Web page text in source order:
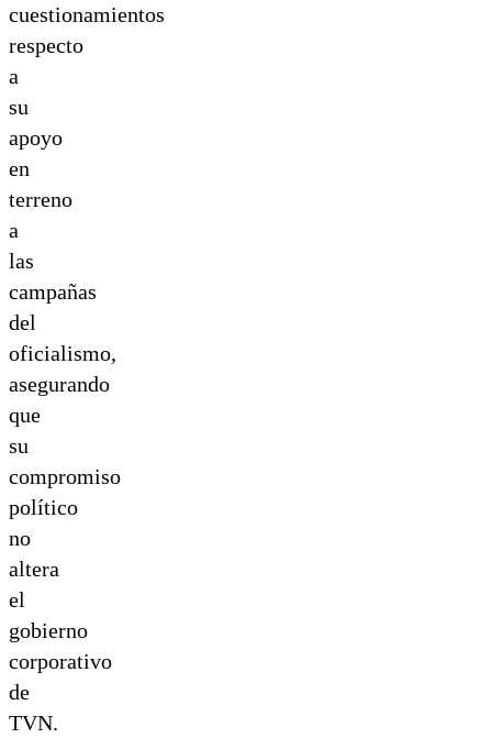
cuestionamientos
respecto
a
su
apoyo
en
terreno
a
las
campañas
del
oficialismo,
asegurando
que
su
compromiso
político
no
altera
el
gobierno
corporativo
de
TVN.